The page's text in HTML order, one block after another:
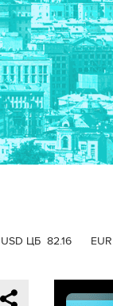
USD ЦБ 82.16